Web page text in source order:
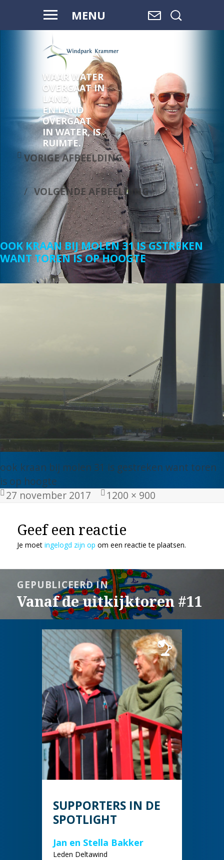
MENU
WAAR WATER
OVERGAAT IN
LAND,
EN LAND
OVERGAAT
IN WATER, IS
RUIMTE.
VORIGE AFBEELDING
VOLGENDE AFBEELDING
OOK KRAAN BIJ MOLEN 31 IS GSTREKEN
WANT TOREN IS OP HOOGTE
ook kraan bij molen 31 is gestreken want toren
is op hoogte
Geplaatst
27 november 2017
Volledige
1200 × 900
Geef een reactie
Je moetingelogd zijn op om een reactie te plaatsen.
navigatieGEPUBLICEERD IN
Vanaf de uitkijktoren #11
SUPPORTERS IN DE
SPOTLIGHT
Jan en Stella Bakker
Leden Deltawind